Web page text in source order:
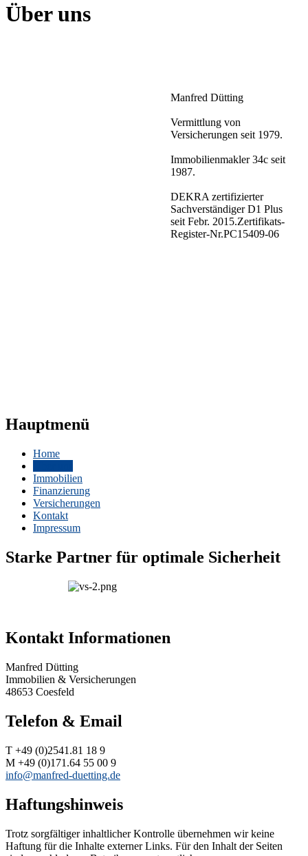
Über uns
Manfred Dütting
Vermittlung von
Versicherungen seit 1979.
Immobilienmakler 34c seit
1987.
DEKRA zertifizierter
Sachverständiger D1 Plus
seit Febr. 2015.Zertifikats-
Register-Nr.PC15409-06
Hauptmenü
Home
Immobilien
Finanzierung
Versicherungen
Kontakt
Impressum
Starke Partner für optimale Sicherheit
Kontakt Informationen
Manfred Dütting
Immobilien & Versicherungen
48653 Coesfeld
Telefon & Email
T +49 (0)2541.81 18 9
M +49 (0)171.64 55 00 9
info@manfred-duetting.de
Haftungshinweis
Trotz sorgfältiger inhaltlicher Kontrolle übernehmen wir keine
Haftung für die Inhalte externer Links. Für den Inhalt der Seiten